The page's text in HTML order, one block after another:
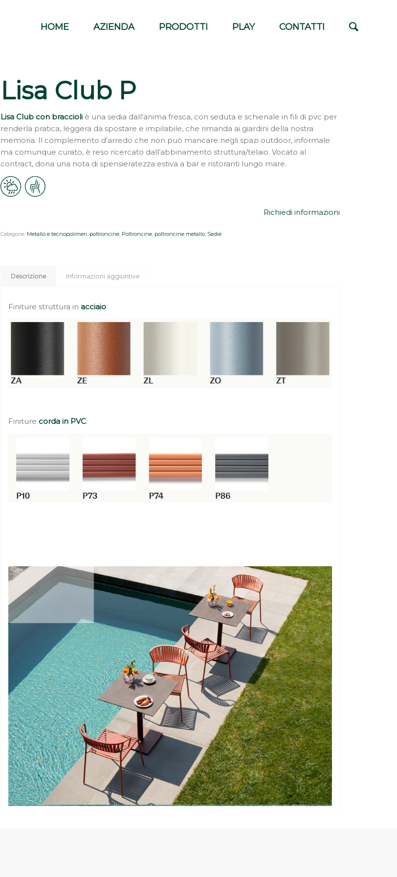
HOME AZIENDA PRODOTTI PLAY CONTATTI
Lisa Club P
Lisa Club con braccioli è una sedia dall’anima fresca, con seduta e schienale in fili di pvc per
renderla pratica, leggera da spostare e impilabile, che rimanda ai giardini della nostra
memoria. Il complemento d’arredo che non può mancare negli spazi outdoor, informale
ma comunque curato, è reso ricercato dall’abbinamento struttura/telaio. Vocato al
contract, dona una nota di spensieratezza estiva a bar e ristoranti lungo mare.
Richiedi informazioni
Categorie: Metallo e tecnopolimeri, poltroncine, Poltroncine, poltroncine metallo, Sedie
Descrizione Informazioni aggiuntive
Finiture struttura in acciaio:
Finiture corda in PVC: